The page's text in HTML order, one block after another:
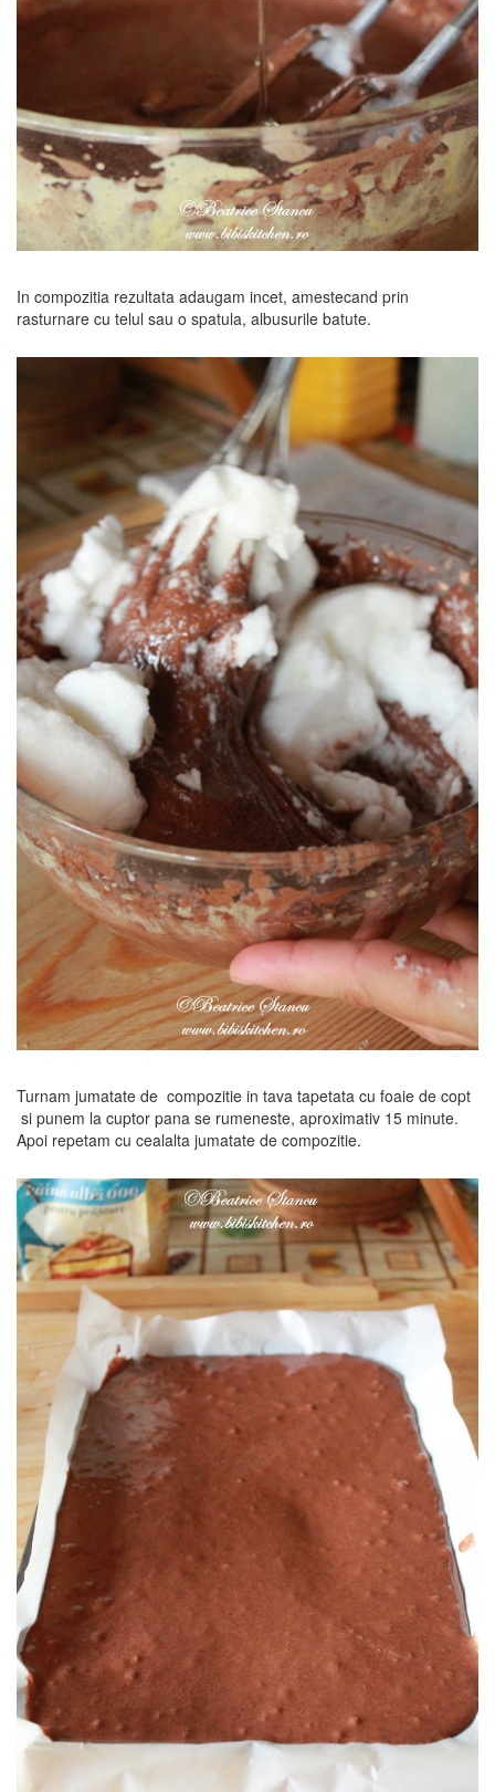
In compozitia rezultata adaugam incet, amestecand prin
rasturnare cu telul sau o spatula, albusurile batute.
Turnam jumatate de compozitie in tava tapetata cu foaie de copt
si punem la cuptor pana se rumeneste, aproximativ 15 minute.
Apoi repetam cu cealalta jumatate de compozitie.